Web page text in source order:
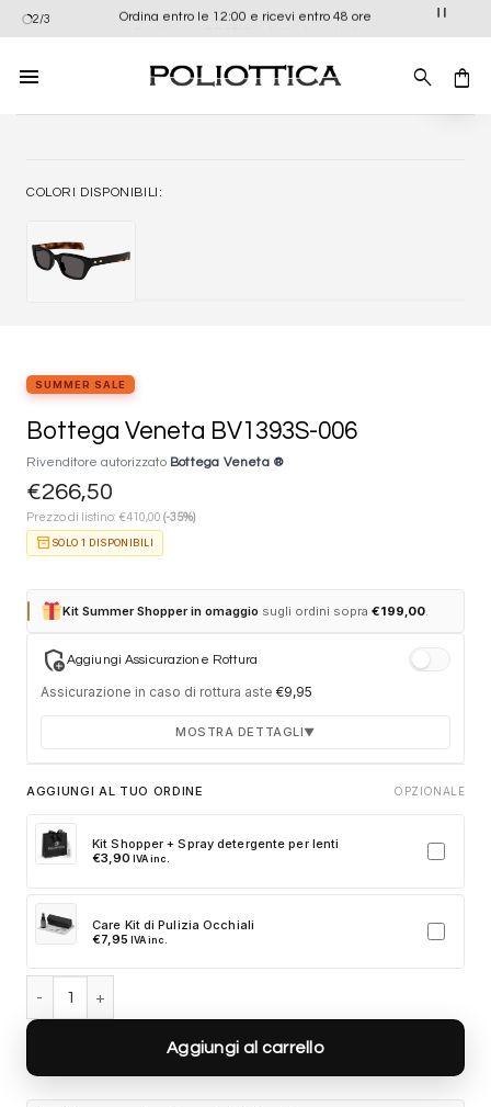
Salta
ai
contenuti
2/3 Ordina entro le 12:00 e ricevi entro 48 ore
COLORI DISPONIBILI:
SUMMER SALE
Bottega Veneta BV1393S-006
Rivenditore autorizzato Bottega Veneta ®
€266,50
Prezzo di listino: €410,00 (-35%)
inventory_2 SOLO 1 DISPONIBILI
Kit Summer Shopper in omaggio sugli ordini sopra€199,00
add_moderatorAggiungi Assicurazione Rottura
Assicurazione in caso di rottura aste €9,95
MOSTRA DETTAGLI▼
Durata 12 mesi dalla consegna dell'ordine
accidentale
Ricambi originali e certificati del produttore
Clicca sulla card per attivare l'assicurazione. Se non clicchi, non
verrà aggiunta al tuo ordine.
AGGIUNGI AL TUO ORDINE OPZIONALE
Kit Shopper + Spray detergente per lenti
€3,90 IVA inc.
Care Kit di Pulizia Occhiali
€7,95 IVA inc.
Aggiungi al carrello